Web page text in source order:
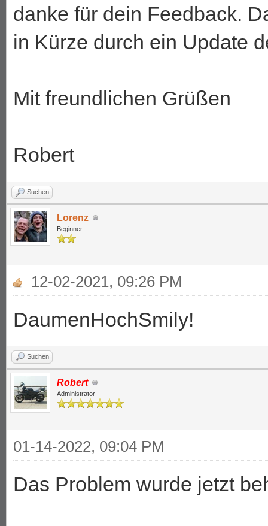
danke für dein Feedback.
in Kürze durch ein Update
Mit freundlichen Grüßen
Robert
Suchen
Lorenz
Beginner
12-02-2021, 09:26 PM
DaumenHochSmily!
Suchen
Robert
Administrator
01-14-2022, 09:04 PM
Das Problem wurde jetzt